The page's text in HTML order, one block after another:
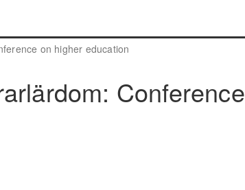
on higher education
Conference